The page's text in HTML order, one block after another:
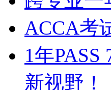
ACCA考
1年
新视野！